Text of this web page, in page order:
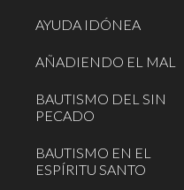
AYUDA IDÓNEA
AÑADIENDO EL MAL
BAUTISMO DEL SIN
PECADO
BAUTISMO EN EL
ESPÍRITU SANTO